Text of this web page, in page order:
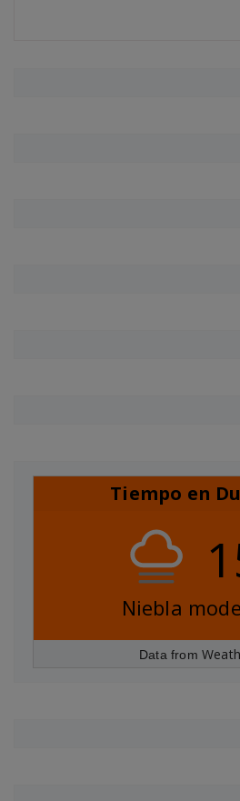
Tiempo en
Niebla
Data from